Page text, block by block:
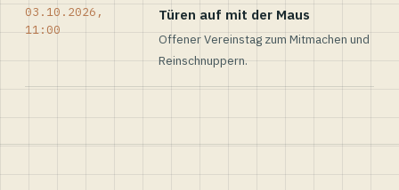
03.10.2026,
11:00
Türen auf mit der Maus
Offener Vereinstag zum Mitmachen und
Reinschnuppern.